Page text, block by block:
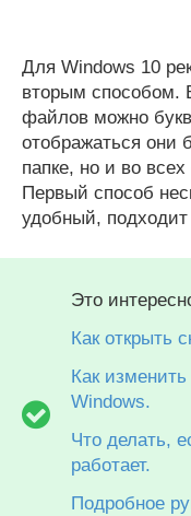
Для Windows 10
вторым способом.
файлов можно
отображаться они
папке, но и во
Первый способ
удобный,
Это
Как открыть
Как
Windows.
Что делать,
работает.
Подробное